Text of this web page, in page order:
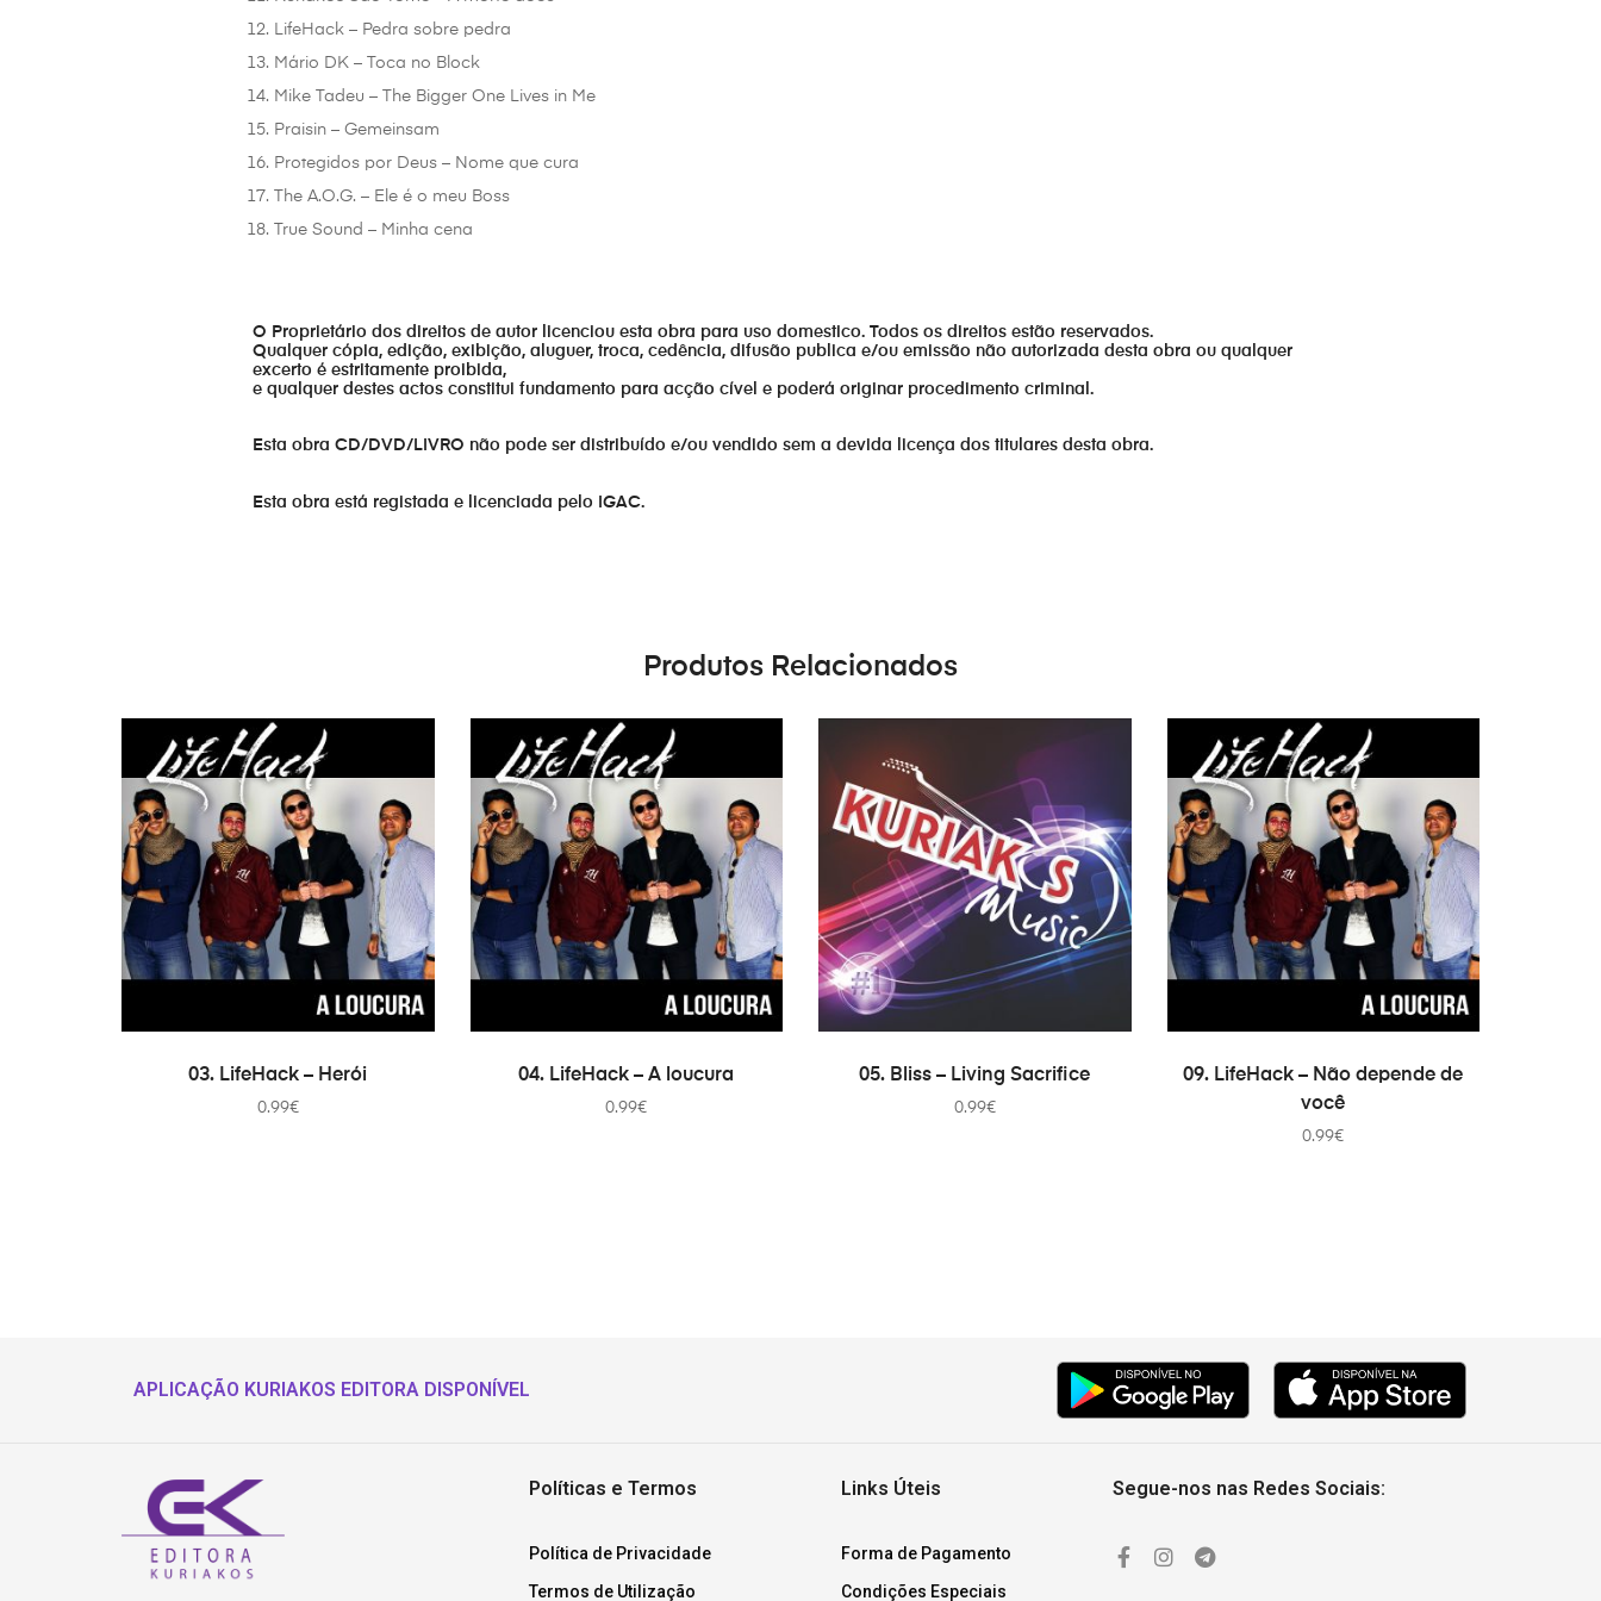
LifeHack – Pedra sobre pedra
Mário DK – Toca no Block
Mike Tadeu – The Bigger One Lives in Me
Praisin – Gemeinsam
Protegidos por Deus – Nome que cura
The A.O.G. – Ele é o meu Boss
True Sound – Minha cena
O Proprietário dos direitos de autor licenciou esta obra para uso domestico. Todos os direitos estão reservados.
Qualquer cópia, edição, exibição, aluguer, troca, cedência, difusão publica e/ou emissão não autorizada desta obra ou qualquer
excerto é estritamente proibida,
e qualquer destes actos constitui fundamento para acção cível e poderá originar procedimento criminal.
Esta obra CD/DVD/LIVRO não pode ser distribuído e/ou vendido sem a devida licença dos titulares desta obra.
Esta obra está registada e licenciada pelo IGAC.
Produtos Relacionados
ADICIONAR
03. LifeHack – Herói
0.99€
ADICIONAR
04. LifeHack – A loucura
0.99€
ADICIONAR
05. Bliss – Living Sacrifice
0.99€
ADICIONAR
09. LifeHack – Não depende de
você
0.99€
APLICAÇÃO KURIAKOS EDITORA DISPONÍVEL
Políticas e Termos
Política de Privacidade
Termos de Utilização
Links Úteis
Forma de Pagamento
Condições Especiais
Segue-nos nas Redes Sociais: